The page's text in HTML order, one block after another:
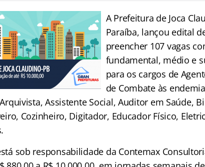
A Prefeitura de Joca
Paraíba, lançou edital
preencher 107 vagas
fundamental, médio e
para os cargos de
de Combate às
Assistente Social, Auditor em Saúde,
Cozinheiro, Digitador, Educador Físico,
sob responsabilidade da Contemax